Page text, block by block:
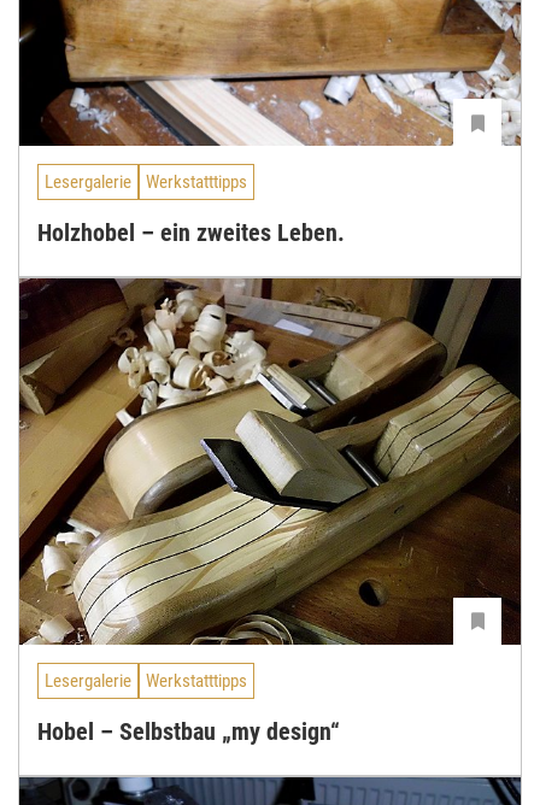
Lesergalerie Werkstatttipps
Holzhobel – ein zweites Leben.
Lesergalerie Werkstatttipps
Hobel – Selbstbau „my design“